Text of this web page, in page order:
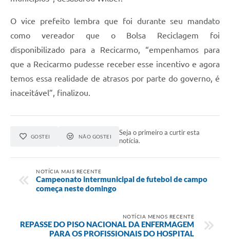
O vice prefeito lembra que foi durante seu mandato
como vereador que o Bolsa Reciclagem foi
disponibilizado para a Recicarmo, “empenhamos para
que a Recicarmo pudesse receber esse incentivo e agora
temos essa realidade de atrasos por parte do governo, é
inaceitável”, finalizou.
GOSTEI NÃO GOSTEI
Seja o primeiro a curtir esta
notícia.
NOTÍCIA MAIS RECENTE
Campeonato intermunicipal de futebol de campo
começa neste domingo
NOTÍCIA MENOS RECENTE
REPASSE DO PISO NACIONAL DA ENFERMAGEM
PARA OS PROFISSIONAIS DO HOSPITAL